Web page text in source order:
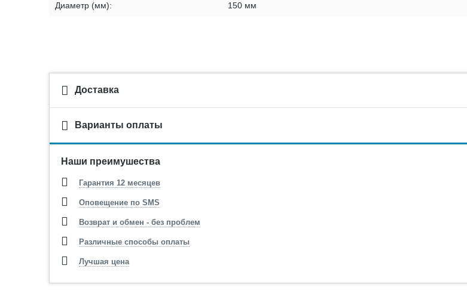
Диаметр (мм): 150 мм
Доставка
Варианты оплаты
Наши преимушества
Гарантия 12 месяцев
Оповещение по SMS
Возврат и обмен - без проблем
Различные способы оплаты
Лучшая цена